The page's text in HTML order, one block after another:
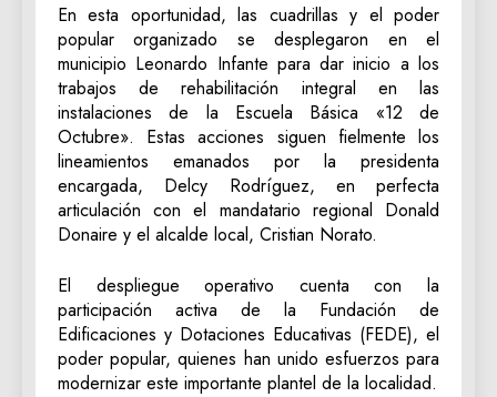
En esta oportunidad, las cuadrillas y el poder
popular organizado se desplegaron en el
municipio Leonardo Infante para dar inicio a los
trabajos de rehabilitación integral en las
instalaciones de la Escuela Básica «12 de
Octubre». Estas acciones siguen fielmente los
lineamientos emanados por la presidenta
encargada, Delcy Rodríguez, en perfecta
articulación con el mandatario regional Donald
Donaire y el alcalde local, Cristian Norato.
El despliegue operativo cuenta con la
participación activa de la Fundación de
Edificaciones y Dotaciones Educativas (FEDE), el
poder popular, quienes han unido esfuerzos para
modernizar este importante plantel de la localidad.